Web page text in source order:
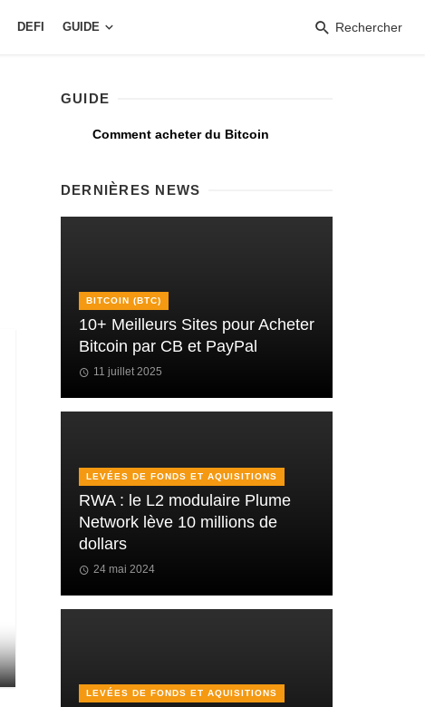
DEFI GUIDE Rechercher
GUIDE
Comment acheter du Bitcoin
DERNIÈRES NEWS
BITCOIN (BTC)
10+ Meilleurs Sites pour Acheter
Bitcoin par CB et PayPal
11 juillet 2025
LEVÉES DE FONDS ET AQUISITIONS
RWA : le L2 modulaire Plume
Network lève 10 millions de
dollars
24 mai 2024
LEVÉES DE FONDS ET AQUISITIONS